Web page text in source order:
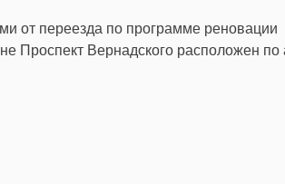
от переезда по программе реновации
Проспект Вернадского расположен по